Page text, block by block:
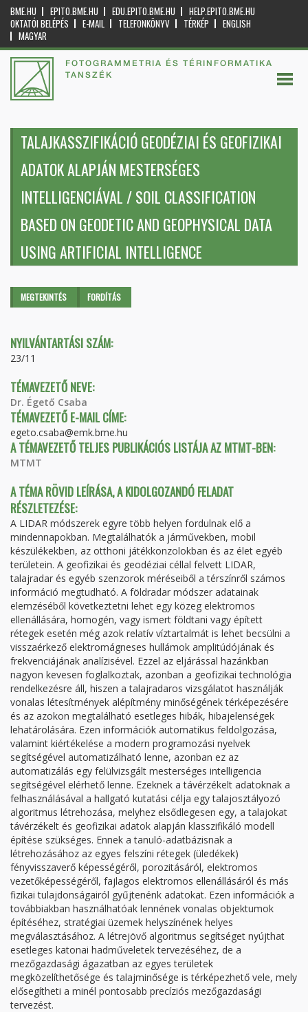
BME.HU EPITO.BME.HU EDU.EPITO.BME.HU
HELP.EPITO.BME.HU
OKTATÓI BELÉPÉS
E-MAIL TELEFONKÖNYV TÉRKÉP
ENGLISH
MAGYAR
FOTOGRAMMETRIA ÉS TÉRINFORMATIKA
TANSZÉK
TALAJKASSZIFIKÁCIÓ GEODÉZIAI ÉS GEOFIZIKAI
ADATOK ALAPJÁN MESTERSÉGES
INTELLIGENCIÁVAL / SOIL CLASSIFICATION
BASED ON GEODETIC AND GEOPHYSICAL DATA
USING ARTIFICIAL INTELLIGENCE
Elsődleges fülek
MEGTEKINTÉS (AKTÍVFORDÍTÁS
NYILVÁNTARTÁSI SZÁM:
23/11
TÉMAVEZETŐ NEVE:
Dr. Égető Csaba
TÉMAVEZETŐ E-MAIL CÍME:
egeto.csaba@emk.bme.hu
A TÉMAVEZETŐ TELJES PUBLIKÁCIÓS LISTÁJA AZ MTMT-BEN:
MTMT
A TÉMA RÖVID LEÍRÁSA, A KIDOLGOZANDÓ FELADAT
RÉSZLETEZÉSE:
A LIDAR módszerek egyre több helyen fordulnak elő a
mindennapokban. Megtalálhatók a járművekben, mobil
készülékekben, az otthoni játékkonzolokban és az élet egyéb
területein. A geofizikai és geodéziai céllal felvett LIDAR,
talajradar és egyéb szenzorok méréseiből a térszínről számos
információ megtudható. A földradar módszer adatainak
elemzéséből következtetni lehet egy közeg elektromos
ellenállására, homogén, vagy ismert földtani vagy épített
rétegek esetén még azok relatív víztartalmát is lehet becsülni a
visszaérkező elektromágneses hullámok amplitúdójának és
frekvenciájának analízisével. Ezzel az eljárással hazánkban
nagyon kevesen foglalkoztak, azonban a geofizikai technológia
rendelkezésre áll, hiszen a talajradaros vizsgálatot használják
vonalas létesítmények alépítmény minőségének térképezésére
és az azokon megtalálható esetleges hibák, hibajelenségek
lehatárolására. Ezen információk automatikus feldolgozása,
valamint kiértékelése a modern programozási nyelvek
segítségével automatizálható lenne, azonban ez az
automatizálás egy felülvizsgált mesterséges intelligencia
segítségével elérhető lenne. Ezeknek a távérzékelt adatoknak a
felhasználásával a hallgató kutatási célja egy talajosztályozó
algoritmus létrehozása, melyhez elsődlegesen egy, a talajokat
távérzékelt és geofizikai adatok alapján klasszifikáló modell
építése szükséges. Ennek a tanuló-adatbázisnak a
létrehozásához az egyes felszíni rétegek (üledékek)
fényvisszaverő képességéről, porozitásáról, elektromos
vezetőképességéről, fajlagos elektromos ellenállásáról és más
fizikai tulajdonságairól gyűjtenénk adatokat. Ezen információk a
továbbiakban használhatóak lennének vonalas objektumok
építéséhez, stratégiai üzemek helyszínének helyes
megválasztásához. A létrejövő algoritmus segítséget nyújthat
esetleges katonai hadműveletek tervezéséhez, de a
mezőgazdasági ágazatban az egyes területek
megközelíthetősége és talajminősége is térképezhető vele, mely
elősegítheti a minél pontosabb precíziós mezőgazdasági
tervezést.